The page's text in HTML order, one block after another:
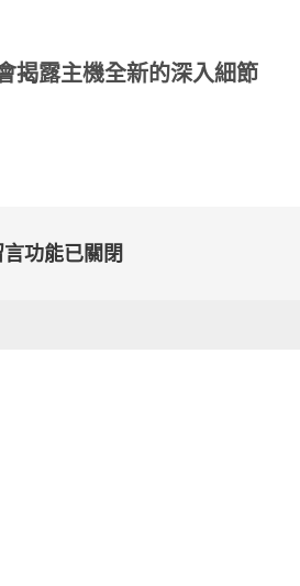
揭露主機全新的深入細節
言功能已關閉